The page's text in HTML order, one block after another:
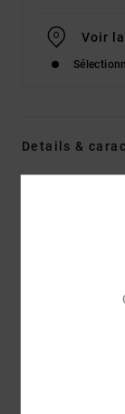
Voir
Details &